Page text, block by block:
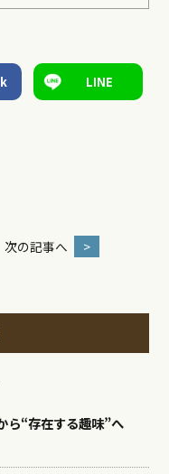
LINE
次の記事へ >
ら“存在する趣味”へ